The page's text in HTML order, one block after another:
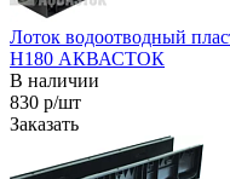
Лоток водоотводный
H180 АКВАСТОК
В наличии
830 р/шт
Заказать